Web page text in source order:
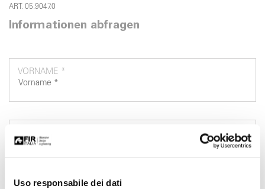
Uso responsabile dei dati
ART. 05.9047.0
Informationen abfragen
VORNAME *